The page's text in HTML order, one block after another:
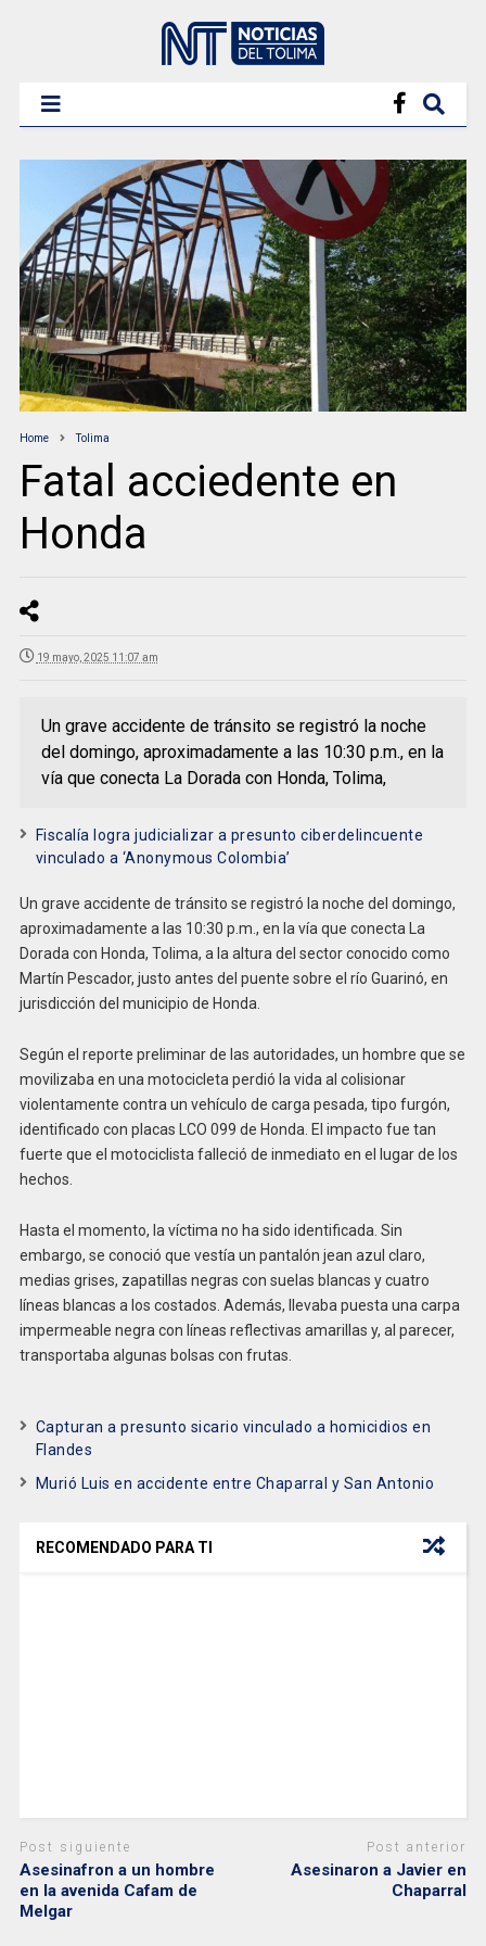
Home Tolima
Fatal acciedente en
Honda
19 mayo, 2025 11:07 am
Un grave accidente de tránsito se registró la noche
del domingo, aproximadamente a las 10:30 p.m., en la
vía que conecta La Dorada con Honda, Tolima,
Fiscalía logra judicializar a presunto ciberdelincuente
vinculado a ‘Anonymous Colombia’
Un grave accidente de tránsito se registró la noche del domingo,
aproximadamente a las 10:30 p.m., en la vía que conecta La
Dorada con Honda, Tolima, a la altura del sector conocido como
Martín Pescador, justo antes del puente sobre el río Guarinó, en
jurisdicción del municipio de Honda.
Según el reporte preliminar de las autoridades, un hombre que se
movilizaba en una motocicleta perdió la vida al colisionar
violentamente contra un vehículo de carga pesada, tipo furgón,
identificado con placas LCO 099 de Honda. El impacto fue tan
fuerte que el motociclista falleció de inmediato en el lugar de los
hechos.
Hasta el momento, la víctima no ha sido identificada. Sin
embargo, se conoció que vestía un pantalón jean azul claro,
medias grises, zapatillas negras con suelas blancas y cuatro
líneas blancas a los costados. Además, llevaba puesta una carpa
impermeable negra con líneas reflectivas amarillas y, al parecer,
transportaba algunas bolsas con frutas.
Capturan a presunto sicario vinculado a homicidios en
Flandes
Murió Luis en accidente entre Chaparral y San Antonio
RECOMENDADO PARA TI
Post siguiente
Asesinafron a un hombre
en la avenida Cafam de
Melgar
Post anterior
Asesinaron a Javier en
Chaparral